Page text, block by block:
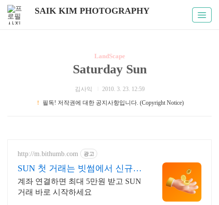
SAIK KIM PHOTOGRAPHY
LandScape
Saturday Sun
김사익
2010. 3. 23. 12:59
！
필독! 저작권에 대한 공지사항입니다. (Copyright Notice)
http://m.bithumb.com 광고
SUN 첫 거래는 빗썸에서 신규
가입 시 5만원 혜택
계좌 연결하면 최대 5만원 받고 SUN
거래 바로 시작하세요